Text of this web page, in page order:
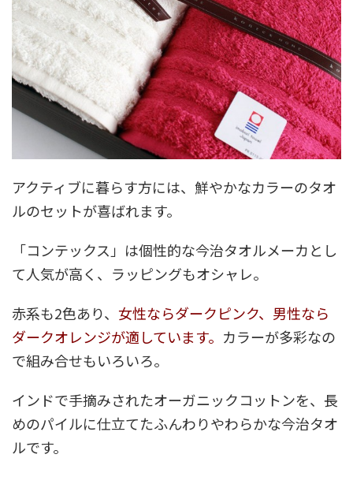
アクティブに暮らす方には、鮮やかなカラーのタオ
ルのセットが喜ばれます。
「コンテックス」は個性的な今治タオルメーカとし
て人気が高く、ラッピングもオシャレ。
赤系も2色あり、 女性ならダークピンク、男性なら
ダークオレンジが適しています。 カラーが多彩なの
で組み合せもいろいろ。
インドで手摘みされたオーガニックコットンを、長
めのパイルに仕立てたふんわりやわらかな今治タオ
ルです。